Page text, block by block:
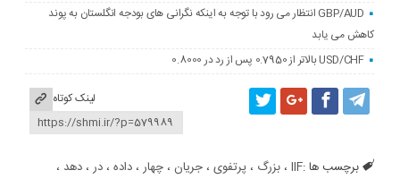
GBP/AUD انتظار می رود با توجه به اینکه نگرانی های بودجه انگلستان به پوند
کاهش می یابد
USD/CHF بالاتر از 0.7950 پس از رد در 0.8000
لینک کوتاه
برچسب ها :IIF ،بزرگ ،پرتفوی ،جریان ،چهار ،داده ،در ،دهد ،